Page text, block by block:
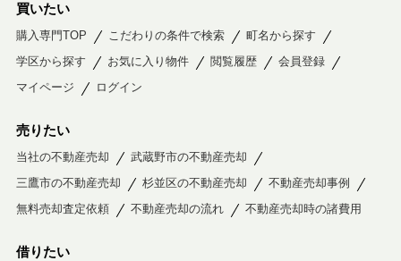
買いたい
購入専門TOP こだわりの条件で検索
町名から探す
学区から探す
お気に入り物件 閲覧履歴
会員登録
マイページ
ログイン
売りたい
当社の不動産売却
武蔵野市の不動産売却
三鷹市の不動産売却
杉並区の不動産売却
不動産売却事例
無料売却査定依頼
不動産売却の流れ 不動産売却時の諸費用
借りたい